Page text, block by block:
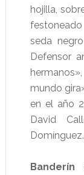
hojilla,
seda
Defensor
mundo
en el año
David
Domínguez.